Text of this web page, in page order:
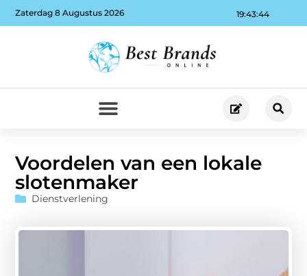
19:43:45
Zaterdag 8 Augustus 2026
Voordelen van een lokale
slotenmaker
Dienstverlening